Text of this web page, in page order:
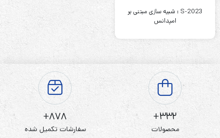
S-2023 : شبیه سازی مبتنی بر
امپدانس
332+
محصولات
878+
سفارشات تکمیل شده